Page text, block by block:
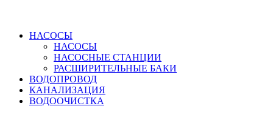
НАСОСЫ
НАСОСЫ
НАСОСНЫЕ СТАНЦИИ
РАСШИРИТЕЛЬНЫЕ БАКИ
ВОДОПРОВОД
КАНАЛИЗАЦИЯ
ВОДООЧИСТКА